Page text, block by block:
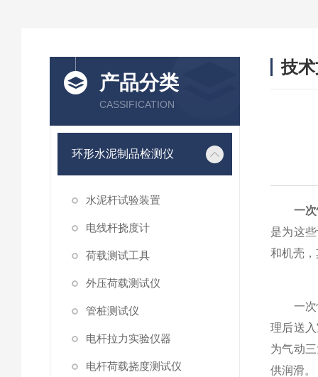
产品分类
CASSIFICATION
环形水泥制品检测仪
水泥杆试验装置
电线杆挠度计
荷载测试工具
外压荷载测试仪
管桩测试仪
电杆拉力实验仪器
电杆荷载挠度测试仪
技
一
是为这
和机壳
一次性
理后送
为气动
供润滑。